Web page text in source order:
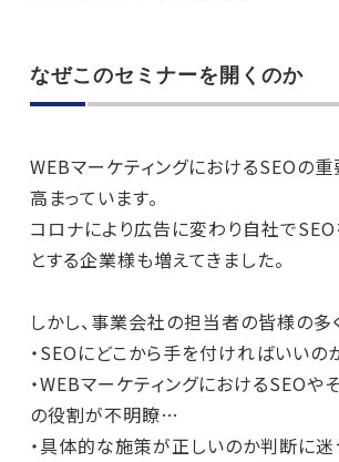
なぜこのセミナーを開くのか
WEBマーケティングにおけるSEOの
高まっています。
コロナにより広告に変わり自社で
とする企業様も増えてきました。
しかし、事業会社の担当者の皆様の多
・SEOにどこから手を付ければいい
・WEBマーケティングにおけるSEOや
の役割が不明瞭…
・具体的な施策が正しいのか判断に迷